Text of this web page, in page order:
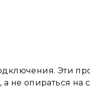
Эти
а не опираться